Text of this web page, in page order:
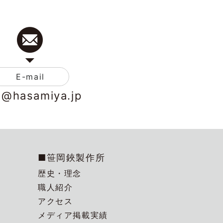
E-mail
■笹岡鋏製作所
歴史・理念
職人紹介
アクセス
メディア掲載実績